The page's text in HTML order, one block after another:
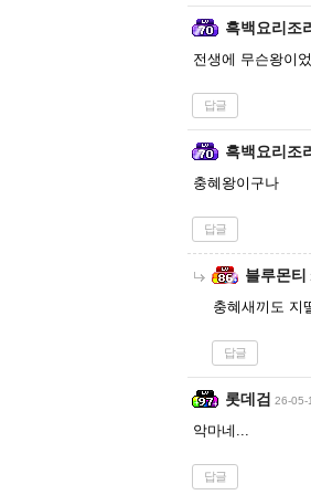
흑백요리조
전생에 무슨왕이
답글
흑백요리조
충혜왕이구나
답글
블루몬티
충혜새끼도 지
답글
롯데검 26-05-
악마네...
답글